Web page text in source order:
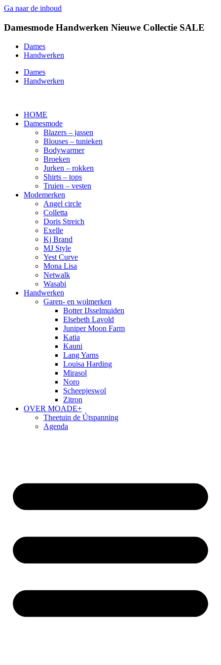
Ga naar de inhoud
Damesmode Handwerken Nieuwe Collectie SALE
Dames
Handwerken
Dames
Handwerken
HOME
Damesmode
Blazers – jassen
Blouses – tunieken
Bodywarmer
Broeken
Jurken – rokken
Shirts – tops
Truien – vesten
Modemerken
Angel circle
Colletta
Doris Streich
Exelle
Kj Brand
MJ Style
Yest Curve
Mona Lisa
Netwalk
Wasabi
Handwerken
Garen- en wolmerken
Botter IJsselmuiden
Elsebeth Lavold
Juniper Moon Farm
Katia
Kauni
Lang Yarns
Louisa Harding
Mirasol
Noro
Scheepjeswol
Zitron
OVER MOADE+
Theetuin de Útspanning
Agenda